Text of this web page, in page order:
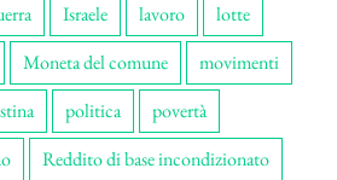
Israele lavoro
lotte
Moneta del comune
movimenti
politica
povertà
Reddito di base incondizionato